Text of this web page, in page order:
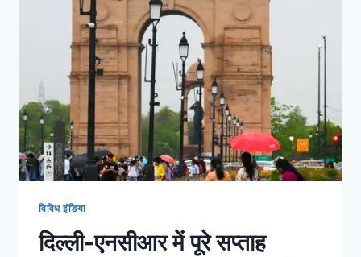
विविध इंडिया
दिल्ली-एनसीआर में पूरे सप्ताह